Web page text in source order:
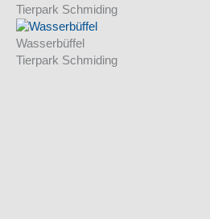
Tierpark Schmiding
Wasserbüffel
Tierpark Schmiding